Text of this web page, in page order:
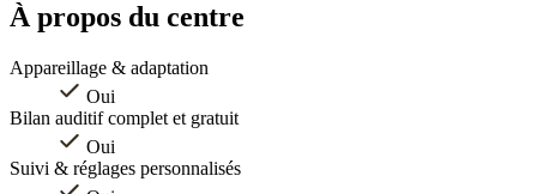
À propos du centre
Appareillage & adaptation
Oui
Bilan auditif complet et gratuit
Oui
Suivi & réglages personnalisés